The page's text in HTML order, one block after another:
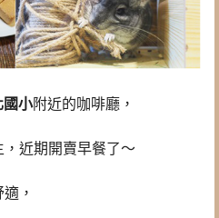
國小附近的咖啡廳，
近期開賣早餐了～
，